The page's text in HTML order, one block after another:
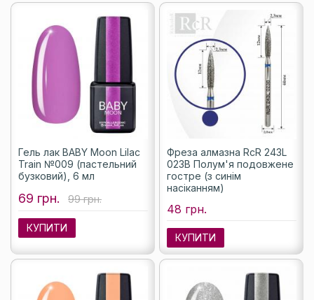
Гель лак BABY Moon Lilac
Train №009 (пастельний
бузковий), 6 мл
69 грн. 99 грн.
КУПИТИ
Фреза алмазна RcR 243L
023B Полум'я подовжене
гостре (з синім
насіканням)
48 грн.
КУПИТИ